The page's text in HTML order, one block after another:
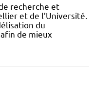
recherche et
et de l’Université.
du
de mieux